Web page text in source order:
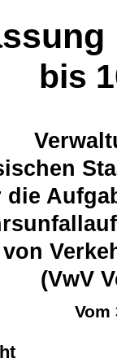
bis
die
von
(VwV
Vom